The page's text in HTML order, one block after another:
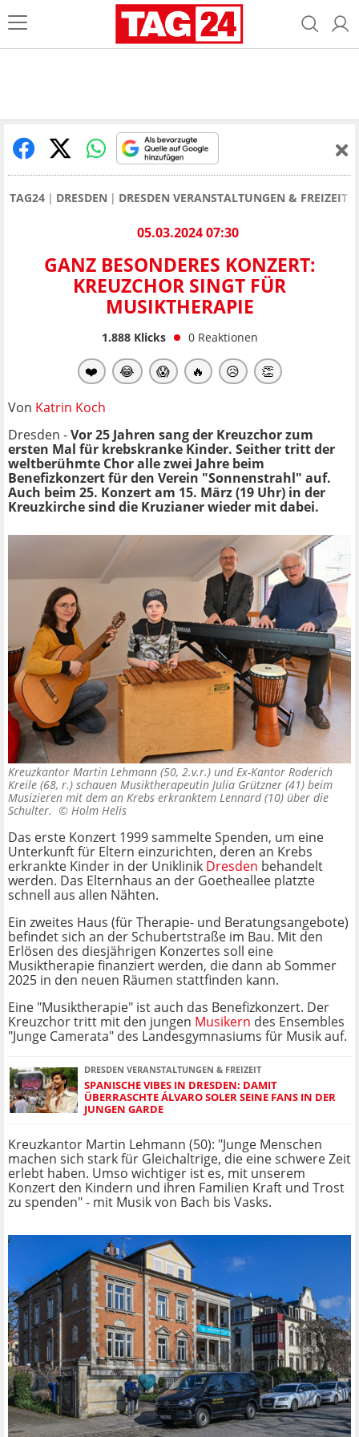
TAG24 DRESDEN DRESDEN VERANSTALTUNGEN & FREIZEIT
05.03.2024 07:30
GANZ BESONDERES KONZERT:
KREUZCHOR SINGT FÜR
MUSIKTHERAPIE
1.888Klicks 0 Reaktionen
❤️ 😂 😱 🔥 😥 👏
Von Katrin Koch
Dresden -Vor 25 Jahren sang der Kreuzchor zum
ersten Mal für krebskranke Kinder. Seither tritt der
weltberühmte Chor alle zwei Jahre beim
Benefizkonzert für den Verein "Sonnenstrahl" auf.
Auch beim 25. Konzert am 15. März (19 Uhr) in der
Kreuzkirche sind die Kruzianer wieder mit dabei.
Kreuzkantor Martin Lehmann (50, 2.v.r.) und Ex-Kantor Roderich
Kreile (68, r.) schauen Musiktherapeutin Julia Grützner (41) beim
Musizieren mit dem an Krebs erkranktem Lennard (10) über die
Schulter. © Holm Helis
Das erste Konzert 1999 sammelte Spenden, um eine
Unterkunft für Eltern einzurichten, deren an Krebs
erkrankte Kinder in der Uniklinik Dresden behandelt
werden. Das Elternhaus an der Goetheallee platzte
schnell aus allen Nähten.
Ein zweites Haus (für Therapie- und Beratungsangebote)
befindet sich an der Schubertstraße im Bau. Mit den
Erlösen des diesjährigen Konzertes soll eine
Musiktherapie finanziert werden, die dann ab Sommer
2025 in den neuen Räumen stattfinden kann.
Eine "Musiktherapie" ist auch das Benefizkonzert. Der
Kreuzchor tritt mit den jungen Musikern des Ensembles
"Junge Camerata" des Landesgymnasiums für Musik auf.
DRESDEN VERANSTALTUNGEN & FREIZEIT
SPANISCHE VIBES IN DRESDEN: DAMIT
ÜBERRASCHTE ÁLVARO SOLER SEINE FANS IN DER
JUNGEN GARDE
Kreuzkantor Martin Lehmann (50): "Junge Menschen
machen sich stark für Gleichaltrige, die eine schwere Zeit
erlebt haben. Umso wichtiger ist es, mit unserem
Konzert den Kindern und ihren Familien Kraft und Trost
zu spenden" - mit Musik von Bach bis Vasks.